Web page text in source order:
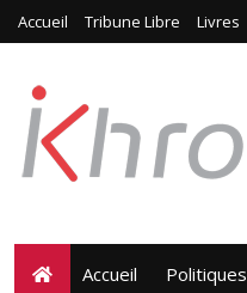
Accueil Tribune Libre Livres
Accueil Politiques